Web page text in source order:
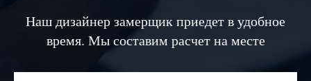
Наш дизайнер замерщик приедет в удобное
время. Мы составим расчет на месте